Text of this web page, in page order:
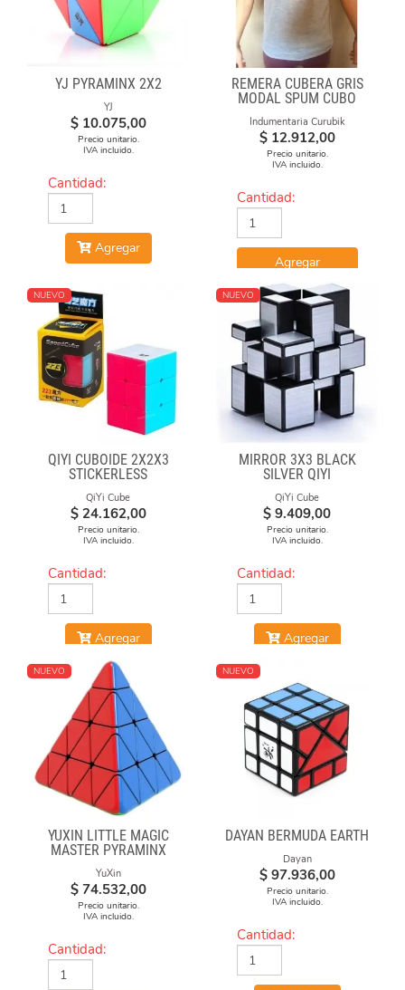
YJ PYRAMINX 2X2
YJ
$ 10.075,00
Precio unitario.
IVA incluido.
Cantidad:
Agregar
REMERA CUBERA GRIS
MODAL SPUM CUBO
Indumentaria Curubik
$ 12.912,00
Precio unitario.
IVA incluido.
Cantidad:
Agregar
NUEVO
QIYI CUBOIDE 2X2X3
STICKERLESS
QiYi Cube
$ 24.162,00
Precio unitario.
IVA incluido.
Cantidad:
Agregar
NUEVO
MIRROR 3X3 BLACK
SILVER QIYI
QiYi Cube
$ 9.409,00
Precio unitario.
IVA incluido.
Cantidad:
Agregar
NUEVO
YUXIN LITTLE MAGIC
MASTER PYRAMINX
YuXin
$ 74.532,00
Precio unitario.
IVA incluido.
Cantidad:
NUEVO
DAYAN BERMUDA EARTH
Dayan
$ 97.936,00
Precio unitario.
IVA incluido.
Cantidad: